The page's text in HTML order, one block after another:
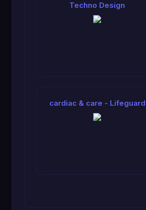
Techno Design
cardiac & care - Lifeguard